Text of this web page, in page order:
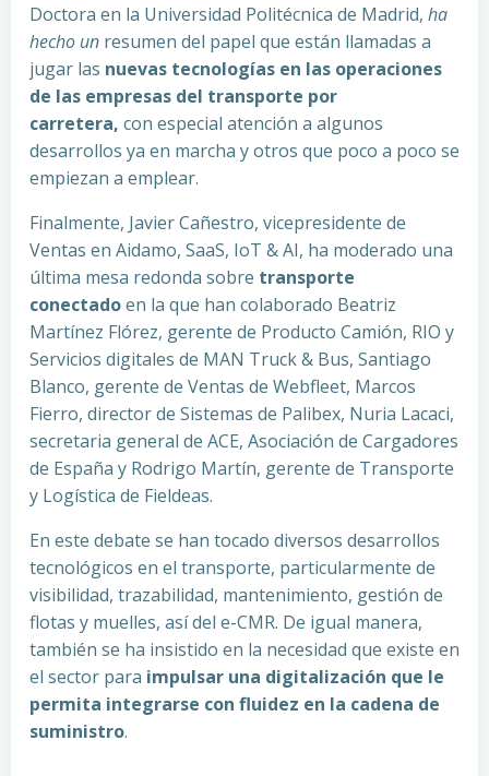
Doctora en la Universidad Politécnica de Madrid, ha
hecho un resumen del papel que están llamadas a
jugar las nuevas tecnologías en las operaciones
de las empresas del transporte por
carretera, con especial atención a algunos
desarrollos ya en marcha y otros que poco a poco se
empiezan a emplear.
Finalmente, Javier Cañestro, vicepresidente de
Ventas en Aidamo, SaaS, IoT & AI, ha moderado una
última mesa redonda sobre transporte
conectadoen la que han colaborado Beatriz
Martínez Flórez, gerente de Producto Camión, RIO y
Servicios digitales de MAN Truck & Bus, Santiago
Blanco, gerente de Ventas de Webfleet, Marcos
Fierro, director de Sistemas de Palibex, Nuria Lacaci,
secretaria general de ACE, Asociación de Cargadores
de España y Rodrigo Martín, gerente de Transporte
y Logística de Fieldeas.
En este debate se han tocado diversos desarrollos
tecnológicos en el transporte, particularmente de
visibilidad, trazabilidad, mantenimiento, gestión de
flotas y muelles, así del e-CMR. De igual manera,
también se ha insistido en la necesidad que existe en
el sector para impulsar una digitalización que le
permita integrarse con fluidez en la cadena de
suministro.